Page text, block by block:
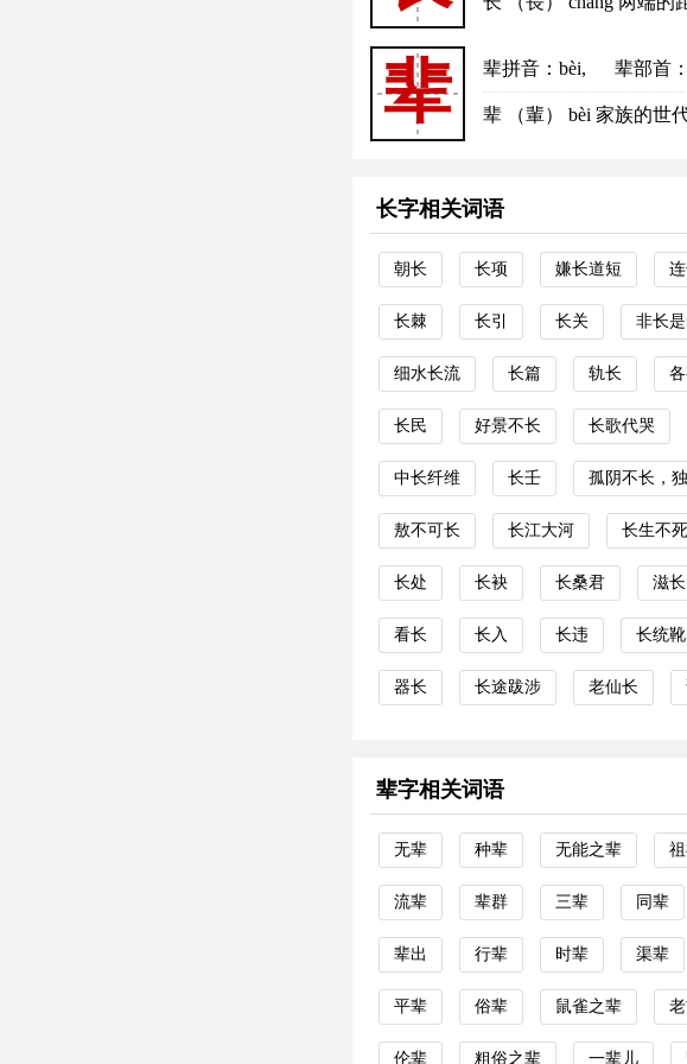
辈 辈拼音 ：bèi, 辈部首
辈 （輩） bèi 家族的世
长字相关词语
朝长 长项 嫌长道短
长棘 长引 长关 非长
细水长流 长篇 轨长
长民 好景不长 长歌代哭
中长纤维 长壬 孤阴不长，
敖不可长 长江大河 长生不死
长处 长袂 长桑君 滋长
看长 长入 长违 长统靴
器长 长途跋涉 老仙长
辈字相关词语
无辈 种辈 无能之辈
流辈 辈群 三辈 同辈
辈出 行辈 时辈 渠辈
平辈 俗辈 鼠雀之辈
伦辈 粗俗之辈 一辈儿